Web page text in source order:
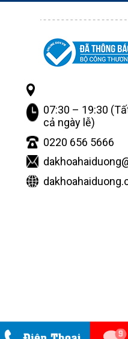
07:30 – 19:30
cả ngày lễ)
0220 656 5666